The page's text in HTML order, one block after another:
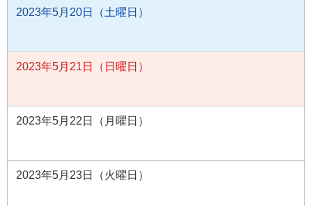
2023年5月20日（土曜日）
2023年5月21日（日曜日）
2023年5月22日（月曜日）
2023年5月23日（火曜日）